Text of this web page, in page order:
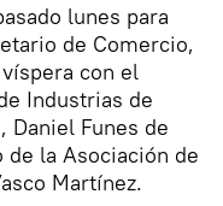
lunes para
de Comercio,
con el
Industrias de
Funes de
la Asociación de
Martínez.